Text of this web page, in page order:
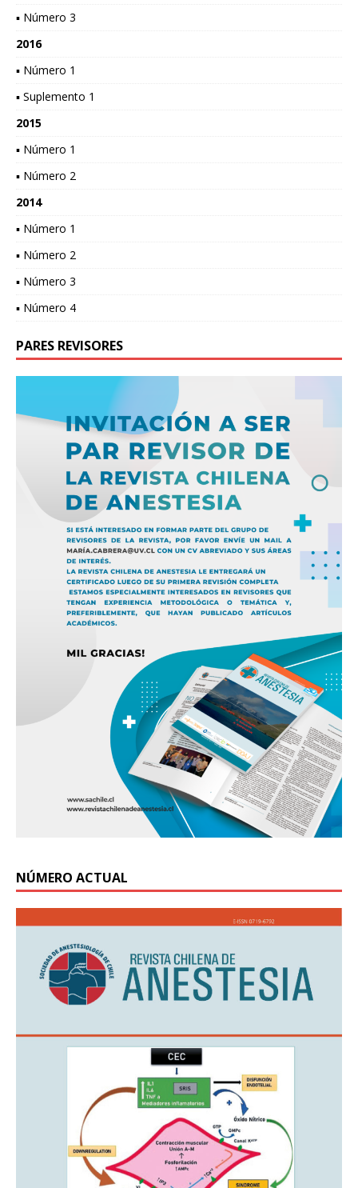
▪ Número 3
2016
▪ Número 1
▪ Suplemento 1
2015
▪ Número 1
▪ Número 2
2014
▪ Número 1
▪ Número 2
▪ Número 3
▪ Número 4
PARES REVISORES
NÚMERO ACTUAL